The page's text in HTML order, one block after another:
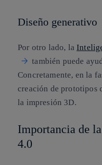
Diseño generativo
Por otro lado, la
también puede
Concretamente, en la
creación de prototipos
la impresión 3D.
Importancia de
4.0